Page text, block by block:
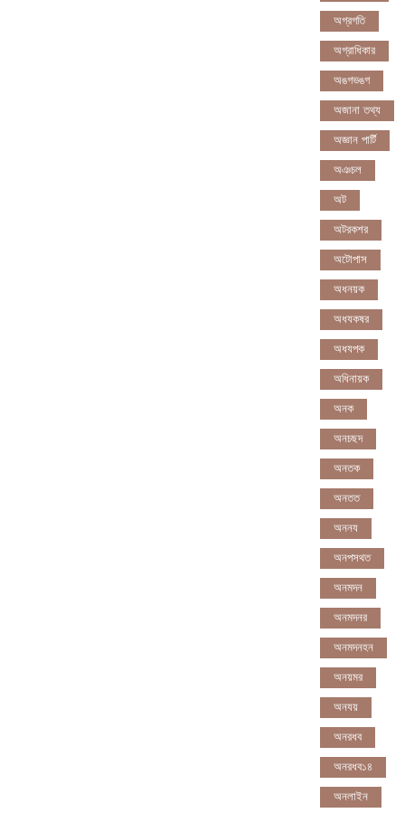
অগ্রগতি
অগ্রাধিকার
অঙগভঙগ
অজানা তথ্য
অজ্ঞান পার্টি
অঞচল
অট
অটরকশর
অটোপাস
অধনয়ক
অধযকষর
অধযপক
অধিনায়ক
অনক
অনচছদ
অনতক
অনতত
অননয
অনপসথত
অনমদন
অনমদনর
অনমদনহন
অনয়মর
অনযয়
অনরধব
অনরধব১৪
অনলাইন